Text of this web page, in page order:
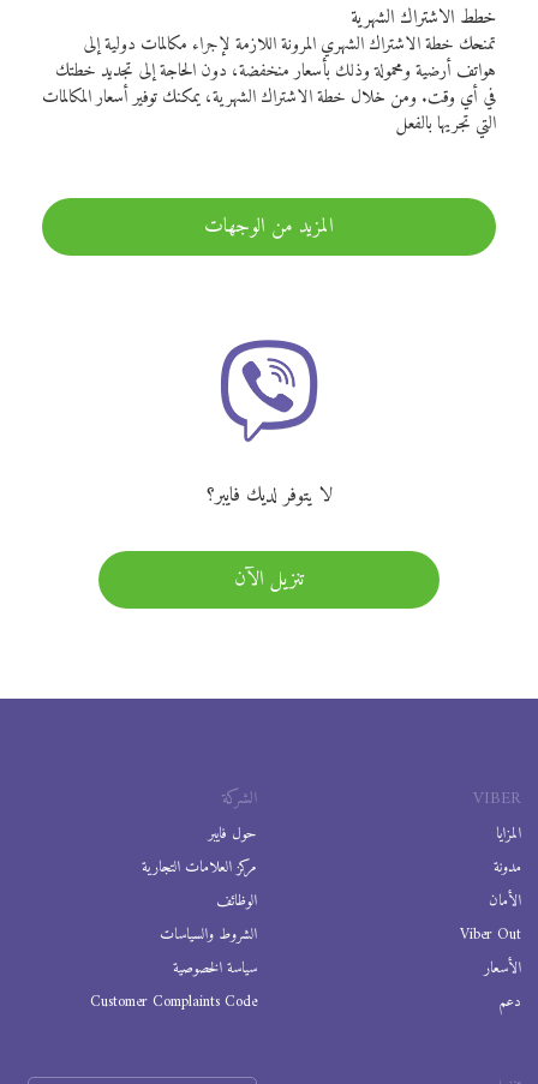
خطط الاشتراك الشهرية
تمنحك خطة الاشتراك الشهري المرونة اللازمة لإجراء مكالمات دولية إلى
هواتف أرضية ومحمولة وذلك بأسعار منخفضة، دون الحاجة إلى تجديد خطتك
في أي وقت. ومن خلال خطة الاشتراك الشهرية، يمكنك توفير أسعار المكالمات
التي تجريها بالفعل
المزيد من الوجهات
لا يتوفر لديك فايبر؟
تنزيل الآن
VIBER
المزايا
مدونة
الأمان
Viber Out
الأسعار
دعم
الشركة
حول فايبر
مركز العلامات التجارية
الوظائف
الشروط والسياسات
سياسة الخصوصية
Customer Complaints Code